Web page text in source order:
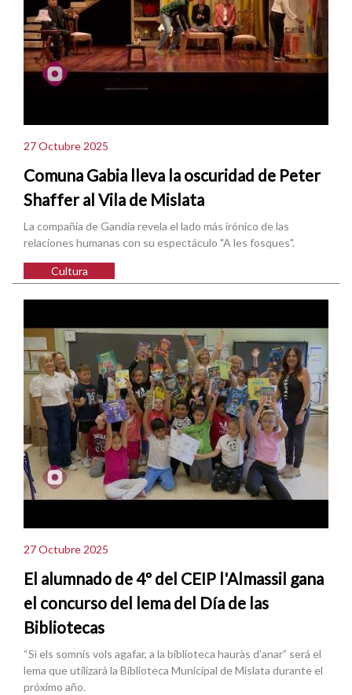
27 Octubre 2025
Comuna Gabia lleva la oscuridad de Peter
Shaffer al Vila de Mislata
La compañía de Gandia revela el lado más irónico de las
relaciones humanas con su espectáculo "A les fosques".
Cultura
27 Octubre 2025
El alumnado de 4º del CEIP l'Almassil gana
el concurso del lema del Día de las
Bibliotecas
“Si els somnis vols agafar, a la biblioteca hauràs d’anar” será el
lema que utilizará la Biblioteca Municipal de Mislata durante el
próximo año.